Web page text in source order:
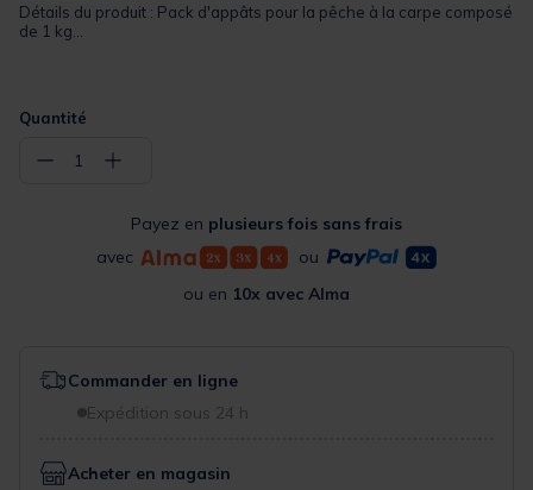
Détails du produit : Pack d'appâts pour la pêche à la carpe composé
de 1 kg...
Quantité
− 1 +
Payez en plusieurs fois sans frais
avec
ou
ou en 10x avec Alma
Commander en ligne
Expédition sous 24 h
Acheter en magasin